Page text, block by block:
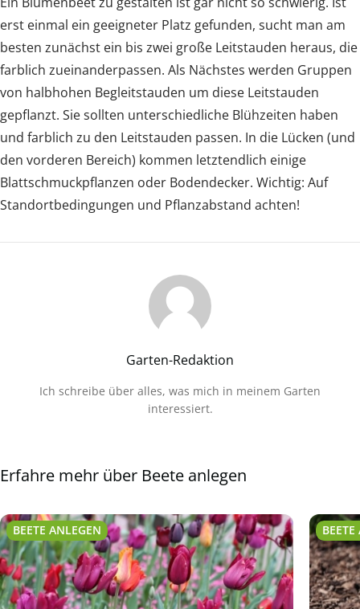
erst einmal ein geeigneter Platz gefunden, sucht man am
besten zunächst ein bis zwei große Leitstauden heraus, die
farblich zueinanderpassen. Als Nächstes werden Gruppen
von halbhohen Begleitstauden um diese Leitstauden
gepflanzt. Sie sollten unterschiedliche Blühzeiten haben
und farblich zu den Leitstauden passen. In die Lücken (und
den vorderen Bereich) kommen letztendlich einige
Blattschmuckpflanzen oder Bodendecker. Wichtig: Auf
Standortbedingungen und Pflanzabstand achten!
Garten-Redaktion
Ich schreibe über alles, was mich in meinem Garten
interessiert.
Erfahre mehr über Beete anlegen
BEETE ANLEGEN